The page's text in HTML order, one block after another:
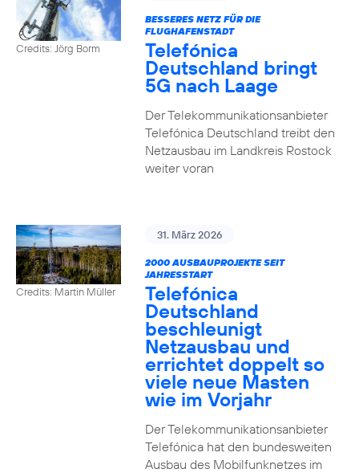
Credits: Jörg Borm
BESSERES NETZ FÜR DIE
FLUGHAFENSTADT
Telefónica
Deutschland bringt
5G nach Laage
Der Telekommunikationsanbieter
Telefónica Deutschland treibt den
Netzausbau im Landkreis Rostock
weiter voran
Credits: Martin Müller
31. März 2026
2000 AUSBAUPROJEKTE SEIT
JAHRESSTART
Telefónica
Deutschland
beschleunigt
Netzausbau und
errichtet doppelt so
viele neue Masten
wie im Vorjahr
Der Telekommunikationsanbieter
Telefónica hat den bundesweiten
Ausbau des Mobilfunknetzes im